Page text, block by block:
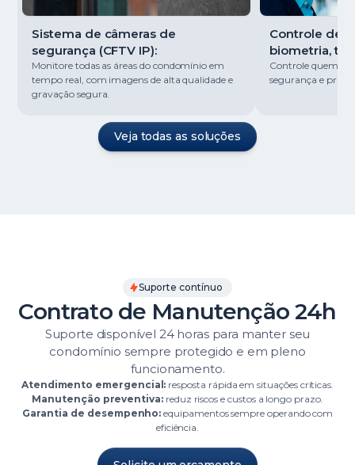
Sistema de câmeras de
segurança (CFTV IP):
Monitore todas as áreas do condomínio em
tempo real, com imagens de alta qualidade e
gravação segura.
Controle de
biometria,
Controle quem
segurança e
Veja todas as soluções
Suporte contínuo
Contrato de Manutenção 24h
Suporte disponível 24 horas para manter seu
condomínio sempre protegido e em pleno
funcionamento.
Atendimento emergencial: resposta rápida em situações críticas.
Manutenção preventiva:reduz riscos e custos a longo prazo.
Garantia de desempenho: equipamentos sempre operando com
eficiência.